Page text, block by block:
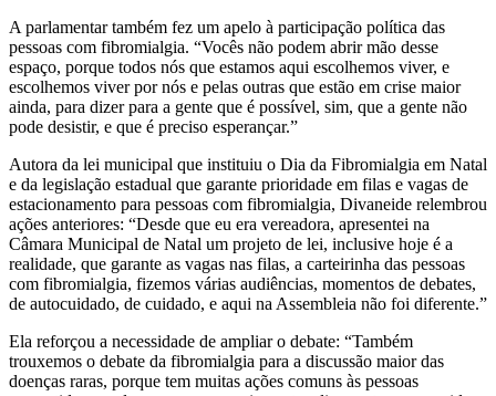
A parlamentar também fez um apelo à participação política das
pessoas com fibromialgia. “Vocês não podem abrir mão desse
espaço, porque todos nós que estamos aqui escolhemos viver, e
escolhemos viver por nós e pelas outras que estão em crise maior
ainda, para dizer para a gente que é possível, sim, que a gente não
pode desistir, e que é preciso esperançar.”
Autora da lei municipal que instituiu o Dia da Fibromialgia em Natal
e da legislação estadual que garante prioridade em filas e vagas de
estacionamento para pessoas com fibromialgia, Divaneide relembrou
ações anteriores: “Desde que eu era vereadora, apresentei na
Câmara Municipal de Natal um projeto de lei, inclusive hoje é a
realidade, que garante as vagas nas filas, a carteirinha das pessoas
com fibromialgia, fizemos várias audiências, momentos de debates,
de autocuidado, de cuidado, e aqui na Assembleia não foi diferente.”
Ela reforçou a necessidade de ampliar o debate: “Também
trouxemos o debate da fibromialgia para a discussão maior das
doenças raras, porque tem muitas ações comuns às pessoas